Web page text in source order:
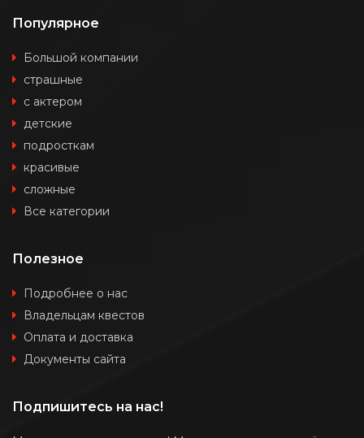
Популярное
Большой компании
страшные
с актером
детские
подросткам
красивые
сложные
Все категории
Полезное
Подробнее о нас
Владельцам квестов
Оплата и доставка
Документы сайта
Подпишитесь на нас!